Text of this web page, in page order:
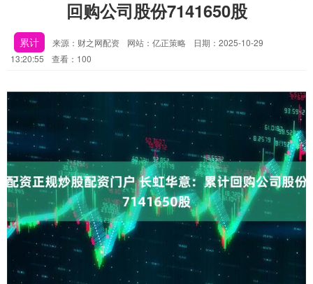
回购公司股份7141650股
累计 来源：财之网配资 网站：亿正策略
日期：2025-10-29
13:20:55
查看：100